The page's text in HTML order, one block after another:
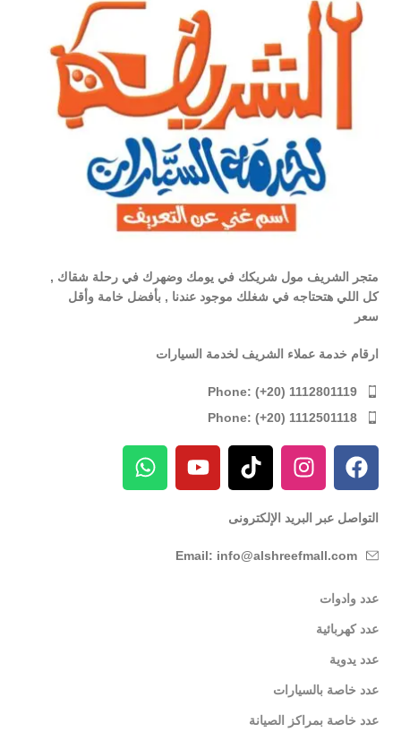
متجر الشريف مول شريكك في يومك وضهرك في رحلة شقاك ,
كل اللي هتحتاجه في شغلك موجود عندنا , بأفضل خامة وأقل
سعر
ارقام خدمة عملاء الشريف لخدمة السيارات
Phone: (+20) 1112801119
Phone: (+20) 1112501118
التواصل عبر البريد الإلكترونى
Email: info@alshreefmall.com
عدد وادوات
عدد كهربائية
عدد يدوية
عدد خاصة بالسيارات
عدد خاصة بمراكز الصيانة